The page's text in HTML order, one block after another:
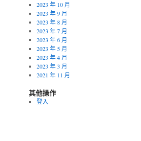
2023 年 10 月
2023 年 9 月
2023 年 8 月
2023 年 7 月
2023 年 6 月
2023 年 5 月
2023 年 4 月
2023 年 3 月
2021 年 11 月
其他操作
登入